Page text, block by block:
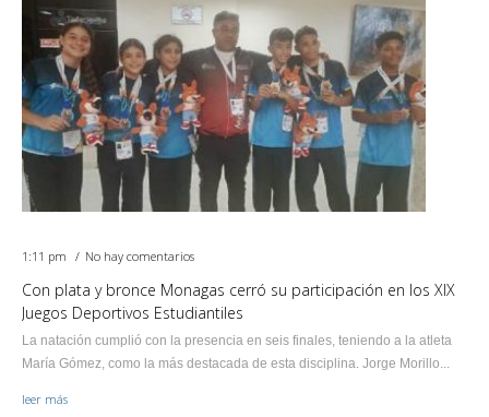
1:11 pm No hay comentarios
Con plata y bronce Monagas cerró su participación en los XIX
Juegos Deportivos Estudiantiles
La natación cumplió con la presencia en seis finales, teniendo a la atleta
María Gómez, como la más destacada de esta disciplina. Jorge Morillo...
leer más